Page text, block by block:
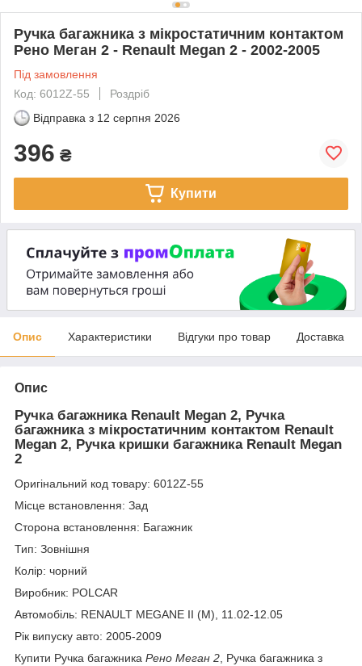
Ручка багажника з мікростатичним контактом
Рено Меган 2 - Renault Megan 2 - 2002-2005
Під замовлення
Код: 6012Z-55
Роздріб
Відправка з 12 серпня 2026
396 ₴
Купити
Опис Характеристики Відгуки про товар Доставка
Опис
Ручка багажника Renault Megan 2, Ручка
багажника з мікростатичним контактом Renault
Megan 2, Ручка кришки багажника Renault Megan
2
Оригінальний код товару: 6012Z-55
Місце встановлення: Зад
Сторона встановлення: Багажник
Тип: Зовнішня
Колір: чорний
Виробник: POLCAR
Автомобіль: RENAULT MEGANE II (M), 11.02-12.05
Рік випуску авто: 2005-2009
Купити Ручка багажника Рено Меган 2 , Ручка багажника з